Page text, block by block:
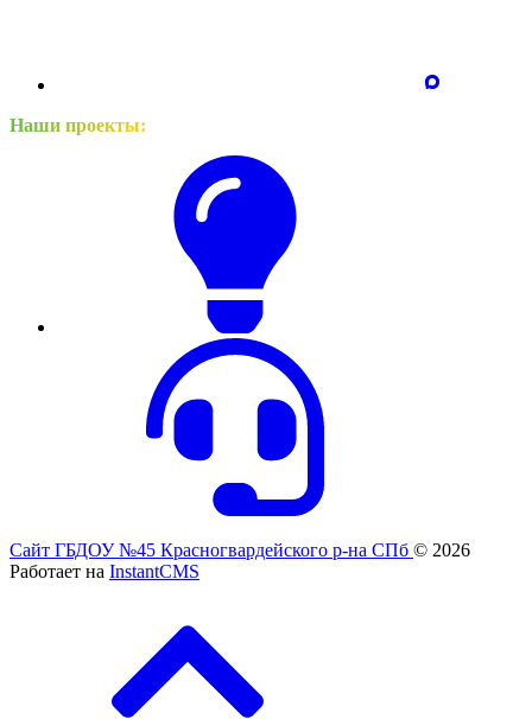
Наши проекты:
Сайт ГБДОУ №45 Красногвардейского р-на СПб © 2026
Работает на InstantCMS